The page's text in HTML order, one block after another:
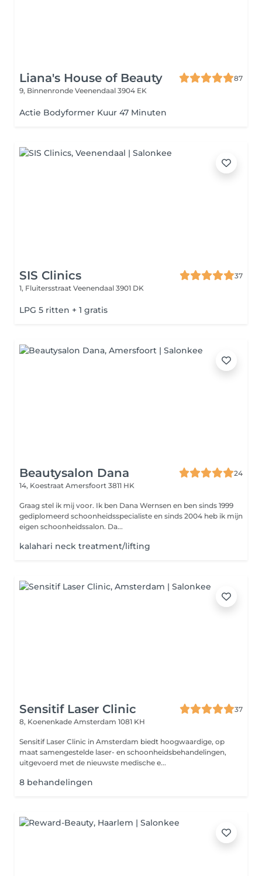
Liana's House of Beauty
87
9, Binnenronde Veenendaal 3904 EK
Actie Bodyformer Kuur 47 Minuten
SIS Clinics
37
1, Fluitersstraat Veenendaal 3901 DK
LPG 5 ritten + 1 gratis
Beautysalon Dana
24
14, Koestraat Amersfoort 3811 HK
Graag stel ik mij voor. Ik ben Dana Wernsen en ben sinds 1999
gediplomeerd schoonheidsspecialiste en sinds 2004 heb ik mijn
eigen schoonheidssalon. Da...
kalahari neck treatment/lifting
Sensitif Laser Clinic
37
8, Koenenkade Amsterdam 1081 KH
Sensitif Laser Clinic in Amsterdam biedt hoogwaardige, op
maat samengestelde laser- en schoonheidsbehandelingen,
uitgevoerd met de nieuwste medische e...
8 behandelingen